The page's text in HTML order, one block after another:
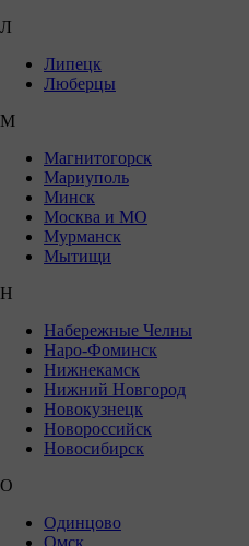
Л
Липецк
Люберцы
М
Магнитогорск
Мариуполь
Минск
Москва и МО
Мурманск
Мытищи
Н
Набережные Челны
Наро-Фоминск
Нижнекамск
Нижний Новгород
Новокузнецк
Новороссийск
Новосибирск
О
Одинцово
Омск